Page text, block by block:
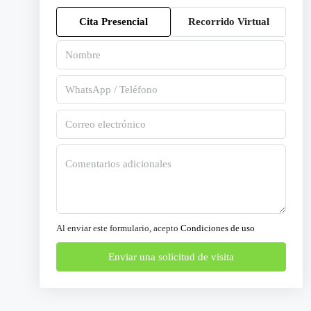
Cita Presencial Recorrido Virtual
Al enviar este formulario, acepto Condiciones de uso
Enviar una solicitud de visita